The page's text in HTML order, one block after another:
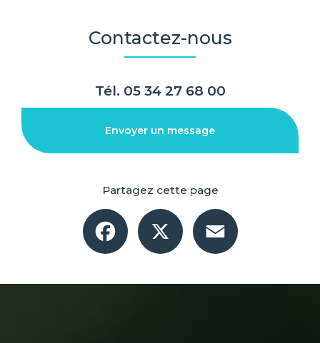
Contactez-nous
Tél. 05 34 27 68 00
Envoyer un message
Partagez cette page
Facebook